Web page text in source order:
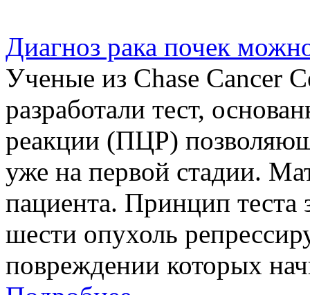
Диагноз рака почек
Ученые из Chase
разработали тест,
реакции (ПЦР)
уже на первой стадии.
пациента. Принцип теста
шести опухоль
повреждении которых